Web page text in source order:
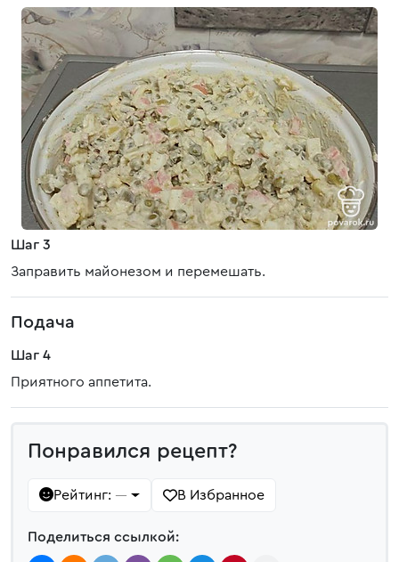
Шаг 3
Заправить майонезом и перемешать.
Подача
Шаг 4
Приятного аппетита.
Понравился рецепт?
Рейтинг: — В Избранное
Поделиться ссылкой: